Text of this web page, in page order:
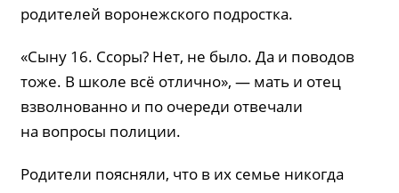
родителей воронежского подростка.
«Сыну 16. Ссоры? Нет, не было. Да и поводов
тоже. В школе всё отлично», — мать и отец
взволнованно и по очереди отвечали
на вопросы полиции.
Родители поясняли, что в их семье никогда